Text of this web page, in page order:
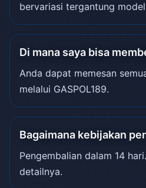
bervariasi tergantung
Di mana saya bisa
Anda dapat memesan
melalui GASPOL189.
Bagaimana kebijakan
Pengembalian dalam 14
detailnya.